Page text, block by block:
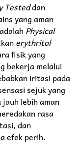
Testeddan
yang aman
Physical
erythritol
fisik yang
bekerja melalui
iritasi pada
sejuk yang
lebih aman
rasa
dan
efek perih.